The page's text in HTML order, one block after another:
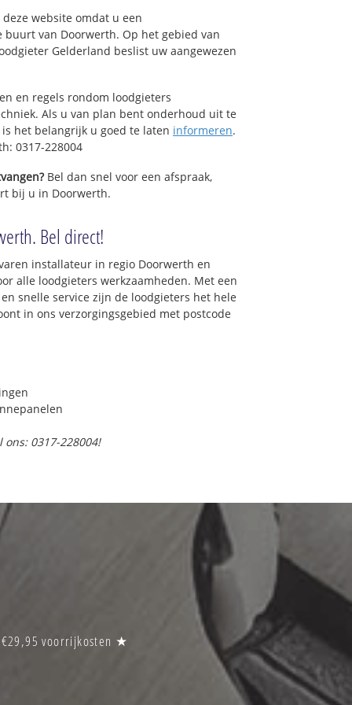
website omdat u een
van Doorwerth. Op het gebied van
Gelderland beslist uw aangewezen
en regels rondom loodgieters
Als u van plan bent onderhoud uit te
het belangrijk u goed te laten informeren.
0317-228004
Bel dan snel voor een afspraak,
bij u in Doorwerth.
Bel direct!
installateur in regio Doorwerth en
alle loodgieters werkzaamheden. Met een
snelle service zijn de loodgieters het hele
in ons verzorgingsgebied met postcode
ons: 0317-228004!
voorrijkosten ★